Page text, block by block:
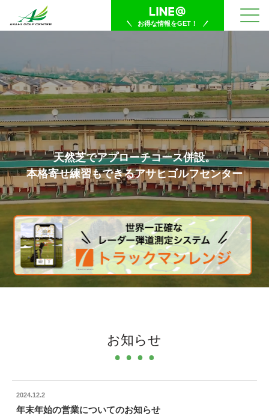
お得な情報をGET！
天然芝でアプローチコース併設。
本格寄せ練習もできるアサヒゴルフセンター
お知らせ
2024.12.2
年末年始の営業についてのお知らせ